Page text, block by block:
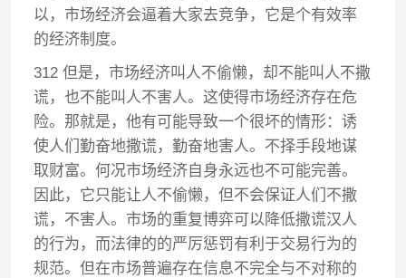
以，市场经济会逼着大家去竞争，它是个有效率
的经济制度。
312 但是，市场经济叫人不偷懒，却不能叫人不撒
谎，也不能叫人不害人。这使得市场经济存在危
险。那就是，他有可能导致一个很坏的情形：诱
使人们勤奋地撒谎，勤奋地害人。不择手段地谋
取财富。何况市场经济自身永远也不可能完善。
因此，它只能让人不偷懒，但不会保证人们不撒
谎，不害人。市场的重复博弈可以降低撒谎汉人
的行为，而法律的的严厉惩罚有利于交易行为的
规范。但在市场普遍存在信息不完全与不对称的